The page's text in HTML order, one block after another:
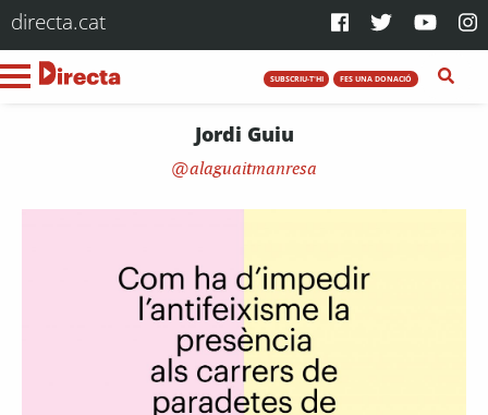
directa.cat
SUBSCRIU-T'HI FES UNA DONACIÓ
Jordi Guiu
alaguaitmanresa